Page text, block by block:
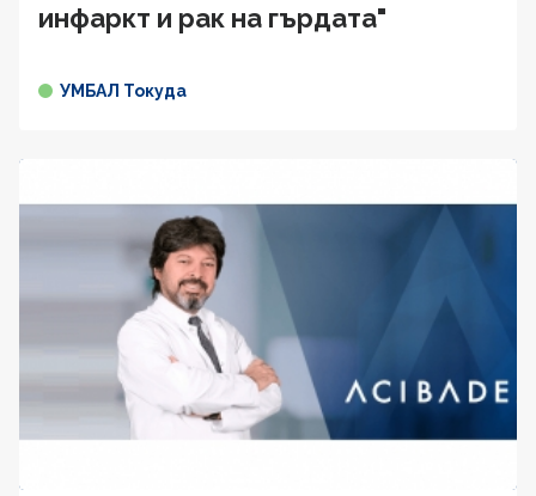
инфаркт и рак на гърдата"
УМБАЛ Токуда